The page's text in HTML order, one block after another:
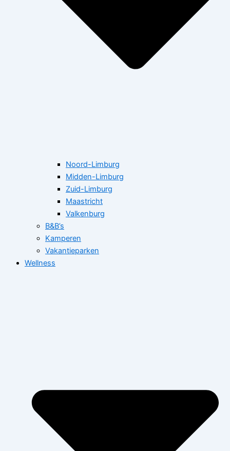
Noord-Limburg
Midden-Limburg
Zuid-Limburg
Maastricht
Valkenburg
B&B’s
Kamperen
Vakantieparken
Wellness